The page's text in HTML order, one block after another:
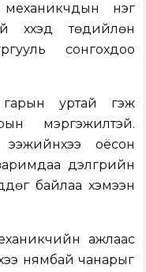
нэг
хүүхэд төдийлөн
сонгохдоо
уртай гэж
мэргэжилтэй.
ээжийнхээ оёсон
дэлгүүрийн
байлаа хэмээн
ажлаас
нямбай чанарыг